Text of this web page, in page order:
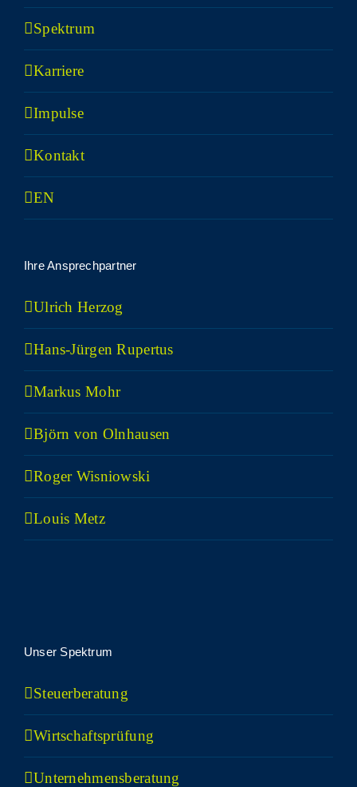
Spek­trum
Kar­rie­re
Impul­se
Kon­takt
EN
Ihre Ansprech­part­ner
Ulrich Her­zog
Hans-Jür­­gen Rupertus
Mar­kus Mohr
Björn von Olnhausen
Roger Wis­niow­ski
Lou­is Metz
Unser Spek­trum
Steu­er­be­ra­tung
Wirt­schafts­prü­fung
Unter­neh­mens­be­ra­tung